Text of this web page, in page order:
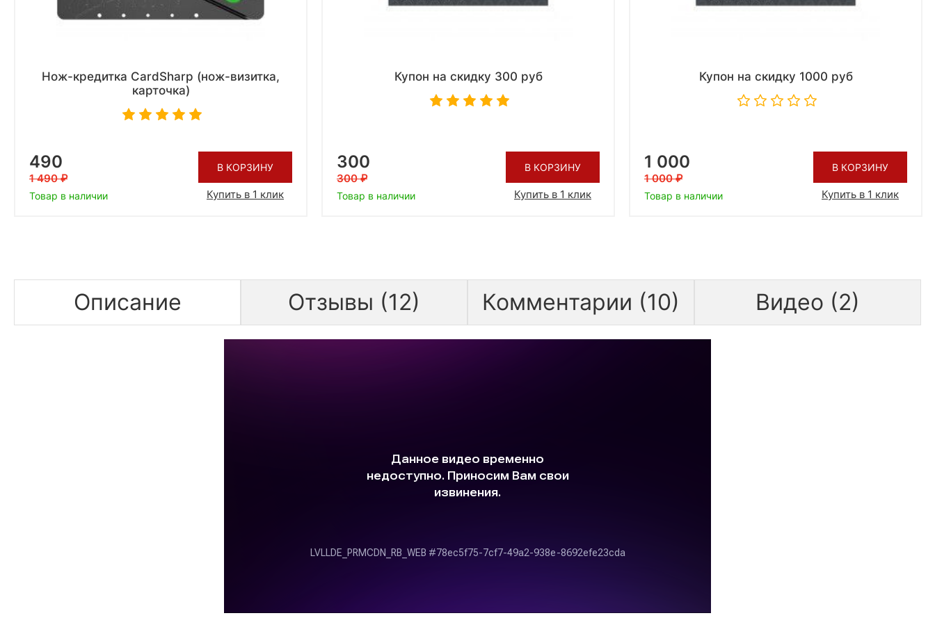
Нож-кредитка CardSharp (нож-визитка,
карточка)
490
1 490
Товар в наличии
В КОРЗИНУ
Купить в 1 клик
Купон на скидку 300 руб
300
300
Товар в наличии
В КОРЗИНУ
Купить в 1 клик
Купон на скидку 1000 руб
1 000
1 000
Товар в наличии
В КОРЗИНУ
Купить в 1 клик
Описание Отзывы (12) Комментарии (10) Видео (2)